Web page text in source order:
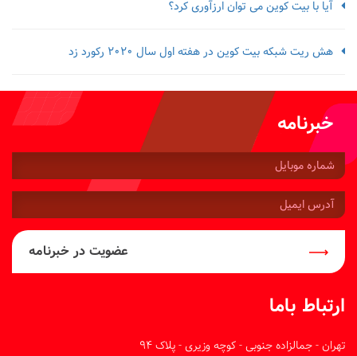
آیا با بیت کوین می توان ارزآوری کرد؟
هش ریت شبکه بیت کوین در هفته اول سال 2020 رکورد زد
خبرنامه
شماره
موبایل:
آدرس
ایمیل:
عضویت در خبرنامه
ارتباط باما
تهران - جمالزاده جنوبی - کوچه وزیری - پلاک 94